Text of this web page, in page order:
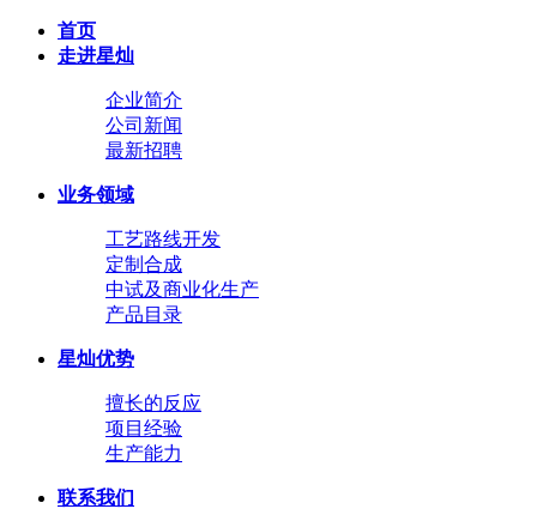
首页
走进星灿
企业简介
公司新闻
最新招聘
业务领域
工艺路线开发
定制合成
中试及商业化生产
产品目录
星灿优势
擅长的反应
项目经验
生产能力
联系我们